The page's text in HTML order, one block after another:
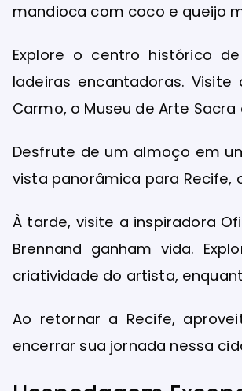
mandioca com coco e queijo
Explore o centro histórico
ladeiras encantadoras.
Carmo, o Museu de Arte
Desfrute de um almoço em
vista panorâmica para Recife,
À tarde, visite a inspiradora
Brennand ganham vida.
criatividade do artista,
Ao retornar a Recife,
encerrar sua jornada nessa